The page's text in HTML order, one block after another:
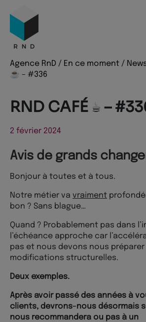
Recherche
Pied de page
Agence RnD / En ce moment /
☕️ – #336
RND CAFÉ ☕️ –
2 février 2024
Avis de grands
Bonjour à toutes et à tous.
Notre métier va vraiment
bon ? Sans blague…
Quand ? Probablement pas dans
l’échéance approche car
pas et nous devons nous préparer
modifications structurelles.
Deux exemples.
Après avoir passé des années à
clients, devrons-nous désormais
nous recommandera ou pas à un